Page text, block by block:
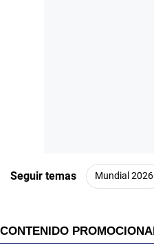
Seguir temas Mundial 2026